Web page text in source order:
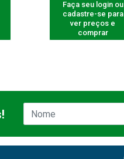
Faça seu login ou
cadastre-se para
ver preços e
comprar